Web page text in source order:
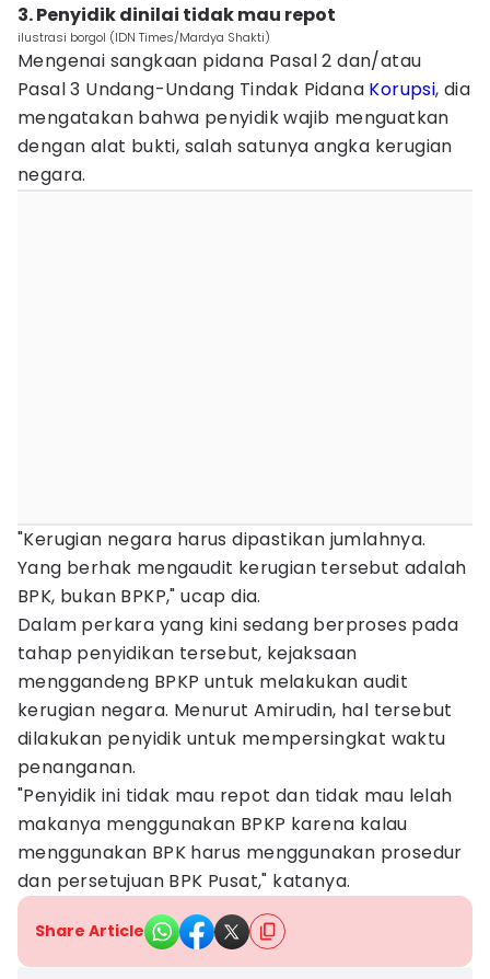
3. Penyidik dinilai tidak mau repot
ilustrasi borgol (IDN Times/Mardya Shakti)
Mengenai sangkaan pidana Pasal 2 dan/atau
Pasal 3 Undang-Undang Tindak Pidana Korupsi, dia
mengatakan bahwa penyidik wajib menguatkan
dengan alat bukti, salah satunya angka kerugian
negara.
"Kerugian negara harus dipastikan jumlahnya.
Yang berhak mengaudit kerugian tersebut adalah
BPK, bukan BPKP," ucap dia.
Dalam perkara yang kini sedang berproses pada
tahap penyidikan tersebut, kejaksaan
menggandeng BPKP untuk melakukan audit
kerugian negara. Menurut Amirudin, hal tersebut
dilakukan penyidik untuk mempersingkat waktu
penanganan.
"Penyidik ini tidak mau repot dan tidak mau lelah
makanya menggunakan BPKP karena kalau
menggunakan BPK harus menggunakan prosedur
dan persetujuan BPK Pusat," katanya.
Share Article